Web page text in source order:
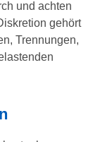
und achten
gehört
Trennungen,